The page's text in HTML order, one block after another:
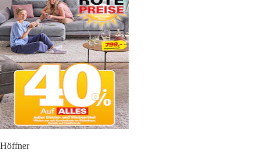
Höffner